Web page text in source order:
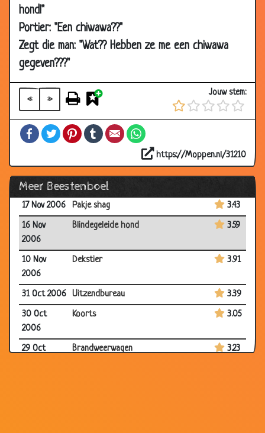
hond!"
Portier: "Een chiwawa??"
Zegt die man: "Wat?? Hebben ze me een chiwawa
gegeven???"
« »
Jouw stem:
FacebookTwitterPinterestTumblrEmail
https://Moppen.nl/31210
Meer Beestenboel
08 Jan 2007
18 Dec
2006
Eerst even meten
18 Dec
07 Dec
2006
Muizenissen 3.43
01 Dec
2006
Postbode
24 Nov 2006 Lelijkste van het land
3.43
17 Nov 2006
Vlooien
17 Nov 2006
Pakje shag
3.43
16 Nov
2006
Blindegeleide hond 3.59
10 Nov
2006
Dekstier 3.91
31 Oct 2006 Uitzendbureau
3.39
30 Oct
2006
Koorts 3.05
29 Oct
Brandweerwagen 3.23